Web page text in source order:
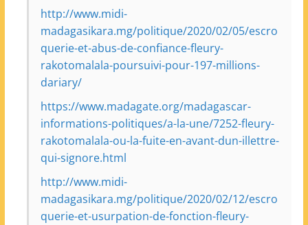
http://www.midi-
madagasikara.mg/politique/2020/02/05/escro
querie-et-abus-de-confiance-fleury-
rakotomalala-poursuivi-pour-197-millions-
dariary/
https://www.madagate.org/madagascar-
informations-politiques/a-la-une/7252-fleury-
rakotomalala-ou-la-fuite-en-avant-dun-illettre-
qui-signore.html
http://www.midi-
madagasikara.mg/politique/2020/02/12/escro
querie-et-usurpation-de-fonction-fleury-